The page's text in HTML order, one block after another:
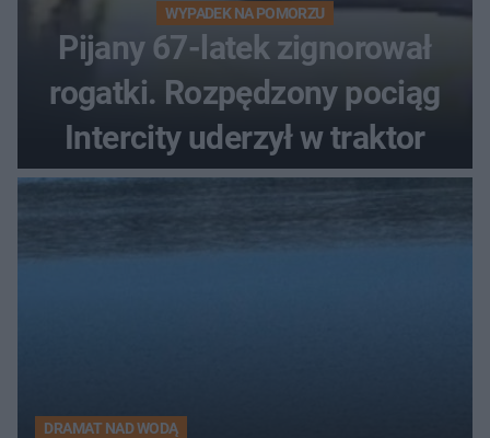
WYPADEK NA POMORZU
Pijany 67-latek zignorował
rogatki. Rozpędzony pociąg
Intercity uderzył w traktor
DRAMAT NAD WODĄ